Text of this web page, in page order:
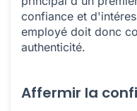
confiance et
employé doit donc
authenticité.
Affermir la